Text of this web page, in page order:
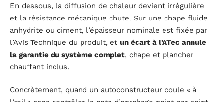
En dessous, la diffusion de chaleur devient irrégulière
et la résistance mécanique chute. Sur une chape fluide
anhydrite ou ciment, l’épaisseur nominale est fixée par
l’Avis Technique du produit, et un écart à l’ATec annule
la garantie du système complet, chape et plancher
chauffant inclus.
Concrètement, quand un autoconstructeur coule « à